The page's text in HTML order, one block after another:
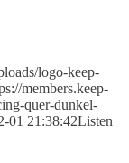
logo-keep-
members.keep-
quer-dunkel-
01 21:38:42Listen